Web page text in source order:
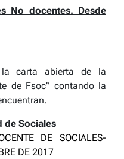
No docentes. Desde
carta abierta de la
de Fsoc” contando la
de Sociales
DE SOCIALES-
DE 2017